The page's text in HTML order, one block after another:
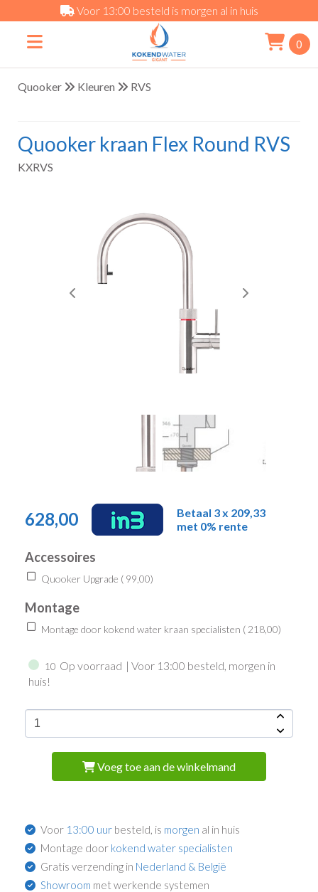
Voor 13:00 besteld is morgen al in huis
0
Quooker Kleuren RVS
Quooker kraan Flex Round RVS
KXRVS
628,00
Betaal 3 x 209,33
met 0% rente
Accessoires
Quooker Upgrade ( 99,00)
Montage
Montage door kokend water kraan specialisten ( 218,00)
10 Op voorraad | Voor 13:00 besteld, morgen in
huis!
Voeg toe aan de winkelmand
Voor 13:00 uur besteld, is morgen al in huis
Montage door kokend water specialisten
Gratis verzending in Nederland & België
Showroom met werkende systemen